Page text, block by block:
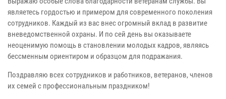
являетесь гордостью и примером для современного поколения
сотрудников. Каждый из вас внес огромный вклад в развитие
вневедомственной охраны. И по сей день вы оказываете
неоценимую помощь в становлении молодых кадров, являясь
бессменным ориентиром и образцом для подражания.
Поздравляю всех сотрудников и работников, ветеранов, членов
их семей с профессиональным праздником!